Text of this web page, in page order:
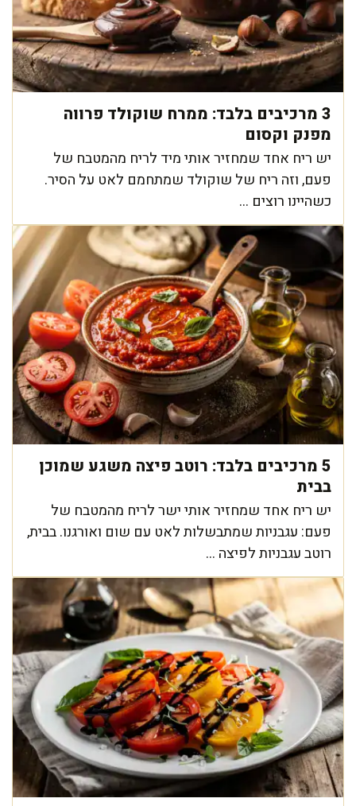
3 מרכיבים בלבד: ממרח שוקולד פרווה
מפנק וקסום
יש ריח אחד שמחזיר אותי מיד לריח מהמטבח של
פעם, וזה ריח של שוקולד שמתחמם לאט על הסיר.
כשהיינו רוצים ...
5 מרכיבים בלבד: רוטב פיצה משגע שמוכן
בבית
יש ריח אחד שמחזיר אותי ישר לריח מהמטבח של
פעם: עגבניות שמתבשלות לאט עם שום ואורגנו. בבית,
רוטב עגבניות לפיצה ...